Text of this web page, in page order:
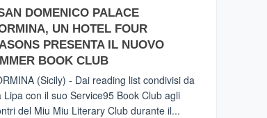
PIEDIMONTE
ETNEO
–
Meta
privilegiata
secondo
i
DOMENICO PALACE
UN HOTEL FOUR
PRESENTA IL NUOVO
BOOK CLUB
(Sicily) - Dai reading list condivisi da
Lipa con il suo Service95 Book Club agli
del Miu Miu Literary Club durante il...